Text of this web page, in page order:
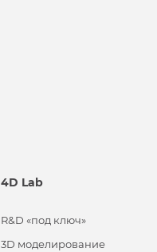
4D Lab
R&D «под ключ»
3D моделирование